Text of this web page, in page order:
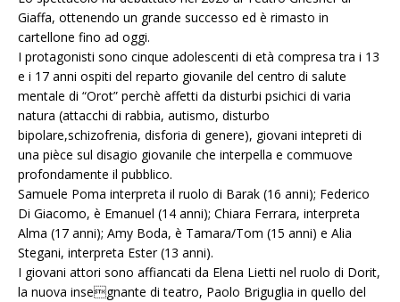
Giaffa, ottenendo un grande successo ed è rimasto in
cartellone fino ad oggi.
I protagonisti sono cinque adolescenti di età compresa tra i 13
e i 17 anni ospiti del reparto giovanile del centro di salute
mentale di “Orot” perchè affetti da disturbi psichici di varia
natura (attacchi di rabbia, autismo, disturbo
bipolare,schizofrenia, disforia di genere), giovani intepreti di
una pièce sul disagio giovanile che interpella e commuove
profondamente il pubblico.
Samuele Poma interpreta il ruolo di Barak (16 anni); Federico
Di Giacomo, è Emanuel (14 anni); Chiara Ferrara, interpreta
Alma (17 anni); Amy Boda, è Tamara/Tom (15 anni) e Alia
Stegani, interpreta Ester (13 anni).
I giovani attori sono affiancati da Elena Lietti nel ruolo di Dorit,
la nuova insegnante di teatro, Paolo Briguglia in quello del